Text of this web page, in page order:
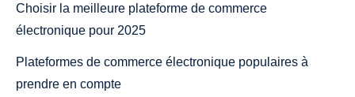
Choisir la meilleure plateforme de commerce
électronique pour 2025
Plateformes de commerce électronique populaires à
prendre en compte